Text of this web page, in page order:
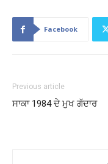
Facebook
Previous article
ਸਾਕਾ 1984 ਦੇ ਮੁਖ ਗੱਦਾਰ